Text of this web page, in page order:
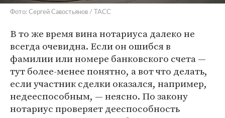
Фото: Сергей Савостьянов / ТАСС
В то же время вина нотариуса далеко не
всегда очевидна. Если он ошибся в
фамилии или номере банковского счета —
тут более-менее понятно, а вот что делать,
если участник сделки оказался, например,
недееспособным, — неясно. По закону
нотариус проверяет дееспособность